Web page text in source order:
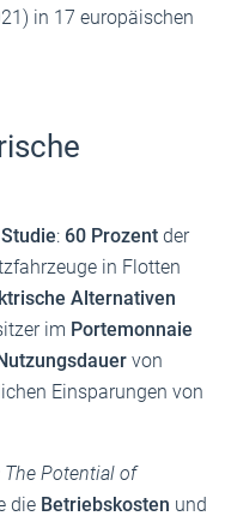
in 17 europäischen
: 60 Prozent der
in Flotten
Alternativen
im Portemonnaie
von
Einsparungen von
Potential of
die Betriebskosten und